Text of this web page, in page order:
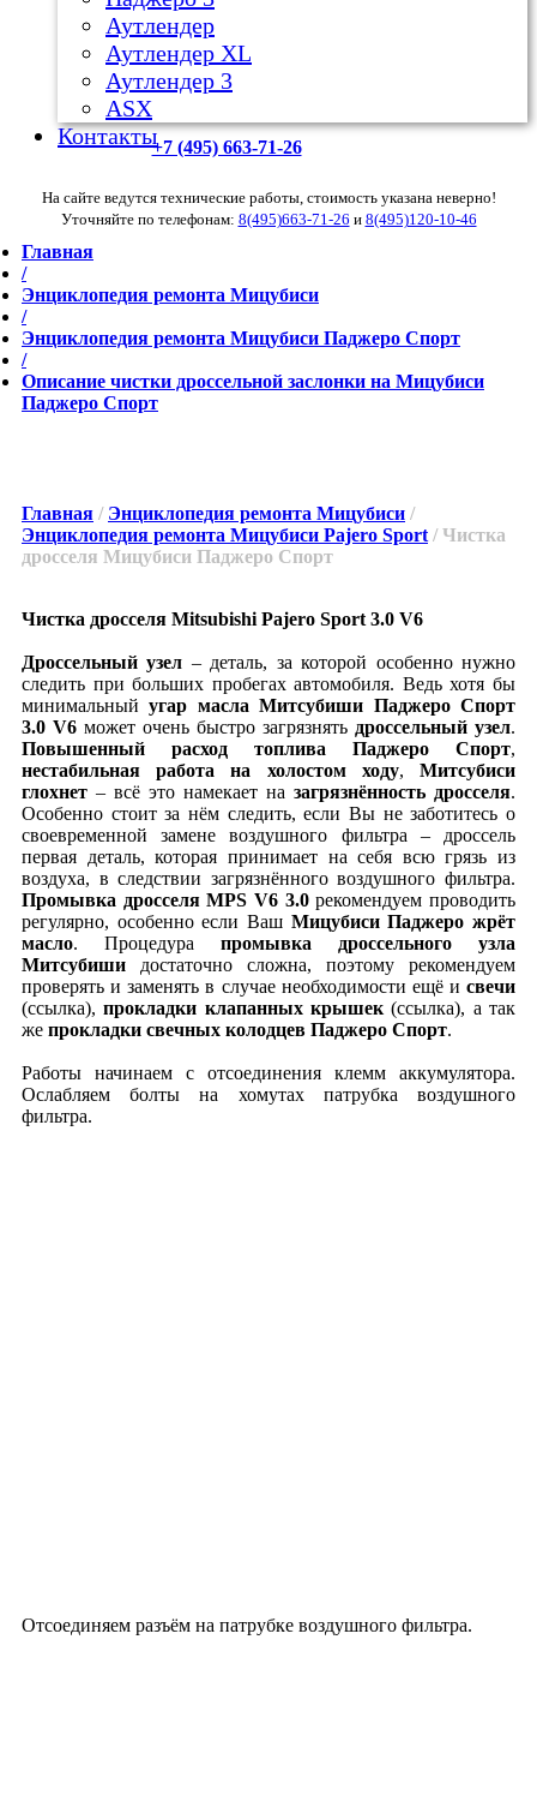
Аутлендер
Аутлендер ХL
Аутлендер 3
ASX
Контакты+7 (495) 663-71-26
На сайте ведутся технические работы, стоимость указана неверно!
Уточняйте по телефонам: 8(495)663-71-26 и 8(495)120-10-46
Главная
/
Энциклопедия ремонта Мицубиси
/
Энциклопедия ремонта Мицубиси Паджеро Спорт
/
Описание чистки дроссельной заслонки на Мицубиси
Паджеро Спорт
Главная / Энциклопедия ремонта Мицубиси /
Энциклопедия ремонта Мицубиси Pajero Sport / Чистка
дросселя Мицубиси Паджеро Спорт
Чистка дросселя Mitsubishi Pajero Sport 3.0 V6
Дроссельный узел – деталь, за которой особенно нужно
следить при больших пробегах автомобиля. Ведь хотя бы
минимальныйугар масла Митсубиши Паджеро Спорт
3.0 V6 может очень быстро загрязнять дроссельный узел.
Повышенный расход топлива Паджеро Спорт,
нестабильная работа на холостом ходу,Митсубиси
глохнет – всё это намекает на загрязнённость дросселя.
Особенно стоит за нём следить, если Вы не заботитесь о
своевременной замене воздушного фильтра – дроссель
первая деталь, которая принимает на себя всю грязь из
воздуха, в следствии загрязнённого воздушного фильтра.
Промывка дросселя MPS V6 3.0рекомендуем проводить
регулярно, особенно если Ваш Мицубиси Паджеро жрёт
масло. Процедура промывка дроссельного узла
Митсубиши достаточно сложна, поэтому рекомендуем
проверять и заменять в случае необходимости ещё и свечи
(ссылка),прокладки клапанных крышек (ссылка), а так
же прокладки свечных колодцев Паджеро Спорт.
Работы начинаем с отсоединения клемм аккумулятора.
Ослабляем болты на хомутах патрубка воздушного
фильтра.
Отсоединяем разъём на патрубке воздушного фильтра.